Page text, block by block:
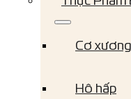
Cơ
Hô hấp